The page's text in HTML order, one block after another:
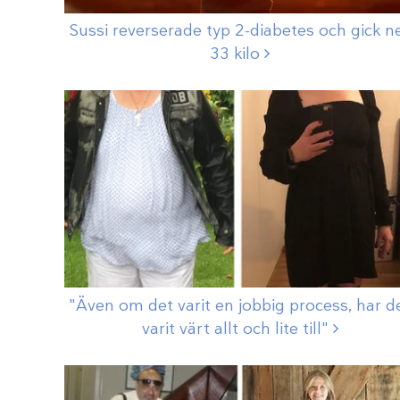
Sussi reverserade typ 2-diabetes och gick
33 kilo
"Även om det varit en jobbig process, har
varit värt allt och lite till"